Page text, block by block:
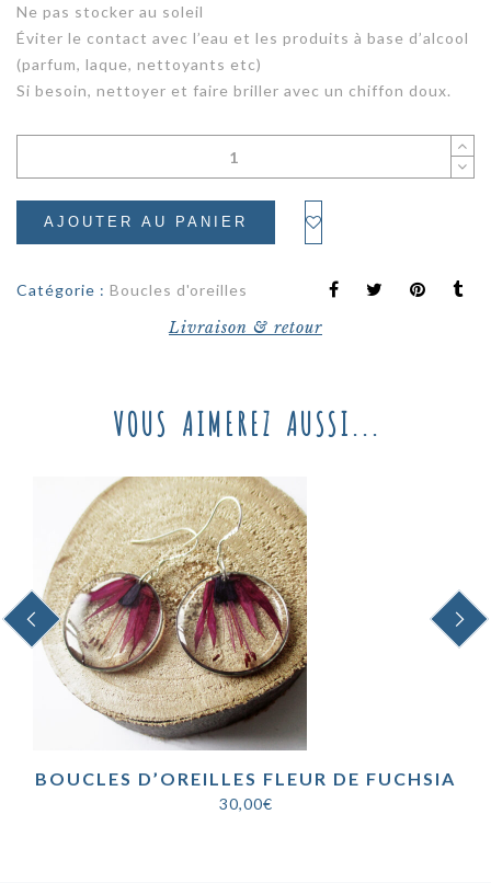
Ne pas stocker au soleil
Éviter le contact avec l’eau et les produits à base d’alcool
(parfum, laque, nettoyants etc)
Si besoin, nettoyer et faire briller avec un chiffon doux.
AJOUTER AU PANIER
Catégorie : Boucles d'oreilles
Livraison & retour
VOUS AIMEREZ AUSSI...
PREVIOUS
BOUCLES D’OREILLES FLEUR DE FUCHSIA
30,00€
NEXT